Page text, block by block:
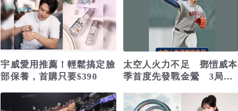
宇威愛用推薦！輕鬆搞定臉
部保養，首購只要$390
太空人火力不足 鄧愷威本
季首度先發戰金鶯 3局失2